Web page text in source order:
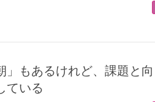
ている